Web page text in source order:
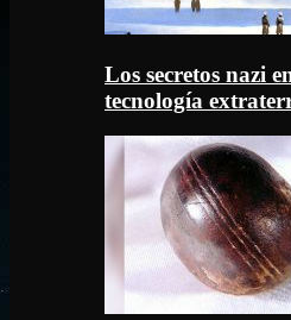
Los secretos nazi
tecnología